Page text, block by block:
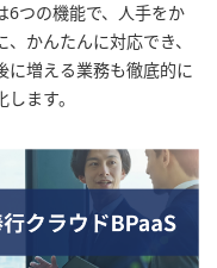
6つの機能で、人手をか
、かんたんに対応でき、
に増える業務も徹底的に
します。